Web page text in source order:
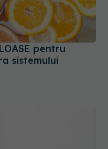
pentru
sistemului